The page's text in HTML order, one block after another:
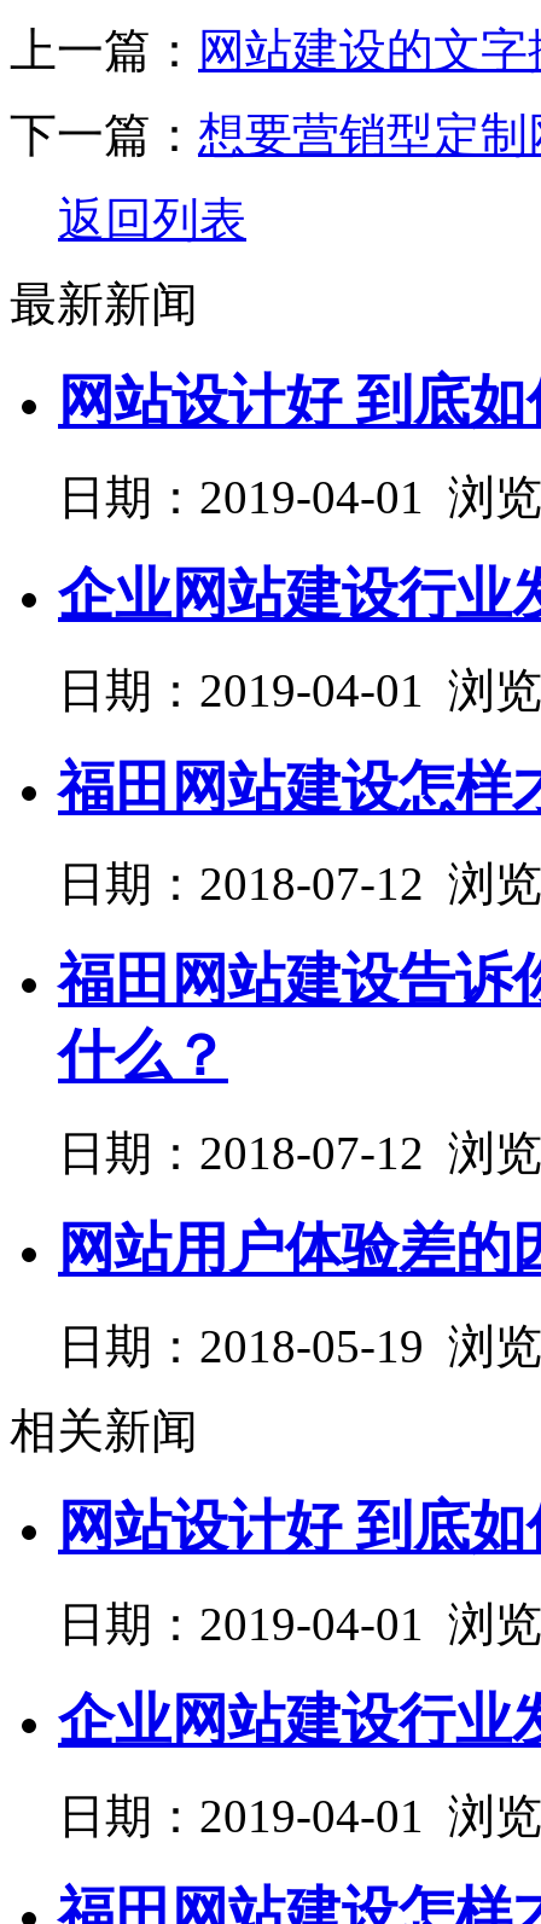
上一篇： 网站建设的文
下一篇： 想要营销型定
返回列表
最新新闻
网站设计好 到底
日期：2019-04-01 浏
企业网站建设行业
日期：2019-04-01 浏
福田网站建设怎样
日期：2018-07-12 浏
福田网站建设告诉
什么？
日期：2018-07-12 浏
网站用户体验差的
日期：2018-05-19 浏
相关新闻
网站设计好 到底
日期：2019-04-01 浏
企业网站建设行业
日期：2019-04-01 浏